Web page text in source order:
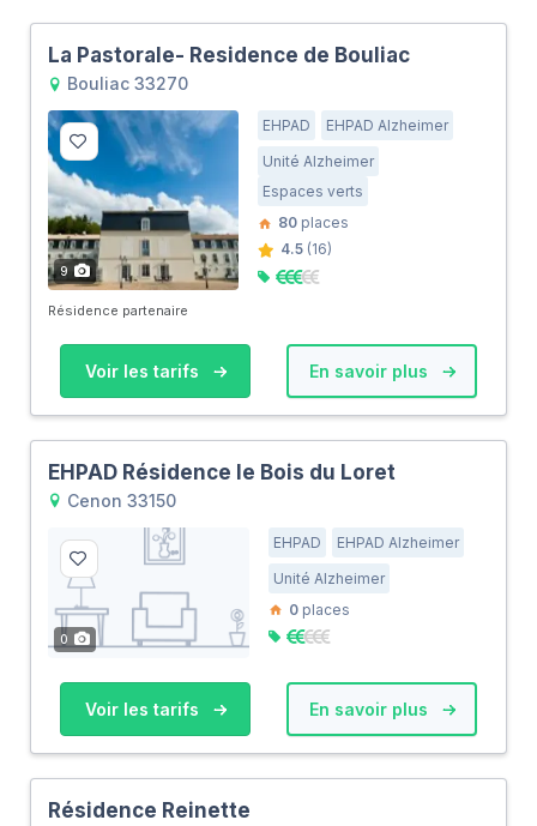
La Pastorale- Residence de Bouliac
Bouliac 33270
9
EHPAD
EHPAD Alzheimer
Unité Alzheimer
Espaces verts
80 places
4.5 (16)
Résidence partenaire
Voir les tarifs En savoir plus
EHPAD Résidence le Bois du Loret
Cenon 33150
0
EHPAD
EHPAD Alzheimer
Unité Alzheimer
0 places
Voir les tarifs En savoir plus
Résidence Reinette